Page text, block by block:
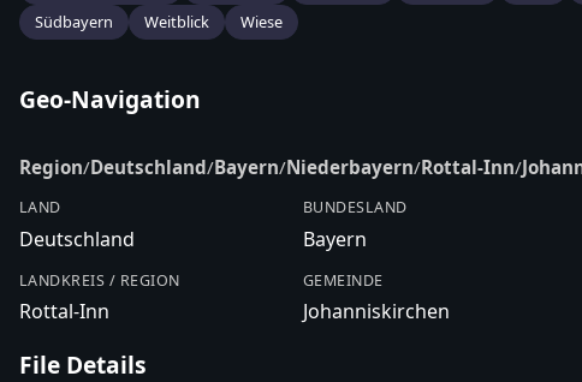
Südbayern
Weitblick Wiese
Geo-Navigation
Region/Deutschland/Bayern/Niederbayern/Rottal-Inn/
LAND
Deutschland
BUNDESLAND
Bayern
LANDKREIS / REGION
Rottal-Inn
GEMEINDE
Johanniskirchen
File Details